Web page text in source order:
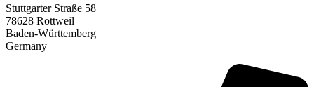
Stuttgarter Straße 58
78628 Rottweil
Baden-Württemberg
Germany